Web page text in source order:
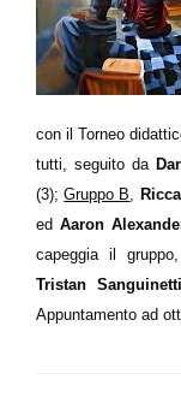
con il Torneo
tutti, seguito da
(3);Gruppo B,
edAaron
capeggia il
Tristan Sanguinetti
Appuntamento ad